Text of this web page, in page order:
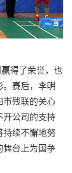
得了荣誉，也
。赛后，李明
市残联的关心
开公司的支持
持续不懈地努
舞台上为国争